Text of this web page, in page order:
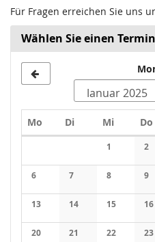
Für Fragen erreichen Sie uns
Wählen Sie einen
Mo Montag
DiDienstag
MiMittwoch
Do
1
Keine
2
6
Keine Veranstaltungen
7
Keine
8
Keine
9
13
Keine Veranstaltungen
14
Keine
15
Keine
16
20 21 22 23